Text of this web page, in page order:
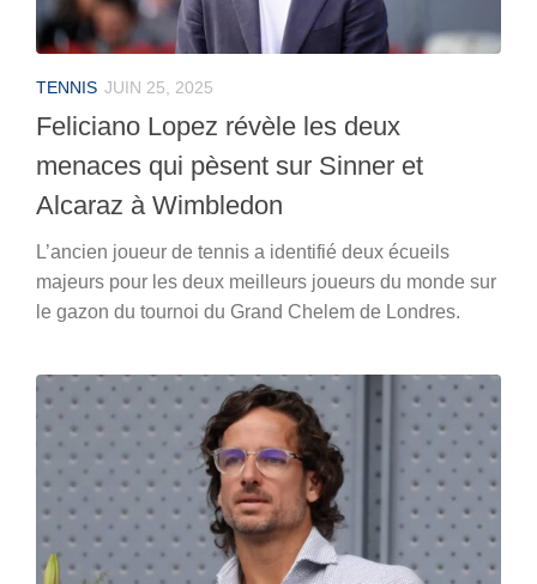
TENNIS JUIN 25, 2025
Feliciano Lopez révèle les deux
menaces qui pèsent sur Sinner et
Alcaraz à Wimbledon
L’ancien joueur de tennis a identifié deux écueils
majeurs pour les deux meilleurs joueurs du monde sur
le gazon du tournoi du Grand Chelem de Londres.